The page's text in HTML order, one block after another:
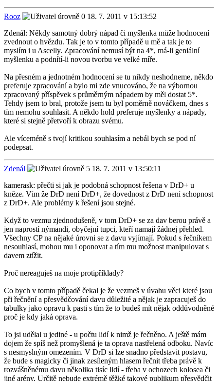
Rooz
18. 7. 2011 v 15:13:52
Zdenál: Někdy samotný dobrý nápad či myšlenka může hodnocení
zvednout o hvězdu. Tak je to v tomto případě u mě a tak je to
myslím i u Ascelly. Zpracování nemusí být na 4*, má-li geniální
myšlenku a podnítí-li novou tvorbu ve velké míře.
Na přesném a jednotném hodnocení se tu nikdy neshodneme, někdo
preferuje zpracování a bylo mi zde vnucováno, že na výbornou
zpracovaný příspěvek s průměrným nápadem by měl dostat 5*.
Tehdy jsem to bral, protože jsem tu byl poměrně nováčkem, dnes s
tím nemohu souhlasit. A někdo hold preferuje myšlenky a nápady,
které si stejně přetvoří k obrazu svému.
Ale víceméně s tvojí kritikou souhlasím a nebál bych se pod ní
podepsat.
Zdenál
18. 7. 2011 v 13:50:11
kamerask: přečti si jak je podobná schopnost řešena v DrD+ u
kněze. Vím že DrD není DrD+, že dovednost z DrD není schopnost
z DrD+. Ale problémy k řešení jsou stejné.
Když to vezmu zjednodušeně, v tom DrD+ se za dav berou právě a
jen naprostí nýmandi, obyčejní tupci, kteří namají žádnej přehled.
Všechny CP na nějaké úrovni se z davu vyjímají. Pokud s řečníkem
nesouhlasí, mohou mu i oponovat a tím mu možnost manipulovat s
davem ztížit.
Proč nereaguješ na moje protipříklady?
Co bych v tomto případě čekal je že vezmeš v úvahu věci které jsou
při řečnění a přesvědčování davu důležité a nějak je zapracuješ do
tabulky jako opravu k pasti s tím že to budeš mít nějak oddůvodněné
proč je kdy jaká oprava.
To jsi udělal u jediné - u počtu lidí k nimž je řečněno. A ještě mám
dojem že spíš než promyšlená je ta oprava nastřelená odboku. Navíc
s nesmyslným omezením. V DrD si lze snadno představit postavu,
že bude s magicky či jinak zesíleným hlasem řečnit třeba právě k
rozvášněnému davu několika tisíc lidí - třeba v ochozech kolosea či
jiné arény. Určitě nebude extrémě těžké takové publikum přesvědčit